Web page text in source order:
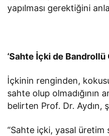
yapılması gerektiğini
‘Sahte İçki de Bandrollü
İçkinin renginden,
sahte olup olmadığının
belirten Prof. Dr. Aydın,
“Sahte içki, yasal üretim